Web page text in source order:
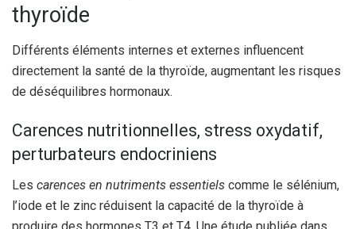
thyroïde
Différents éléments internes et externes influencent
directement la santé de la thyroïde, augmentant les risques
de déséquilibres hormonaux.
Carences nutritionnelles, stress oxydatif,
perturbateurs endocriniens
Les carences en nutriments essentiels comme le sélénium,
l’iode et le zinc réduisent la capacité de la thyroïde à